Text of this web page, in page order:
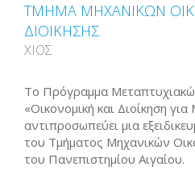
ΤΜΗΜΑ ΜΗΧΑΝΙΚΩΝ
ΔΙΟΙΚΗΣΗΣ
ΧΙΟΣ
Τo Πρόγραμμα
«Οικονομική και Διοίκηση
αντιπροσωπεύει μια
του Τμήματος Μηχανικών
του Πανεπιστημίου Αιγαίου.